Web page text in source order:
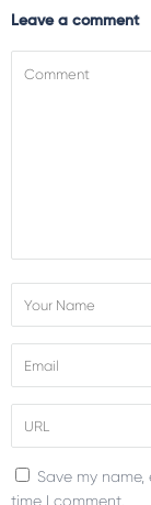
Leave a comment
Save my
time I comment.